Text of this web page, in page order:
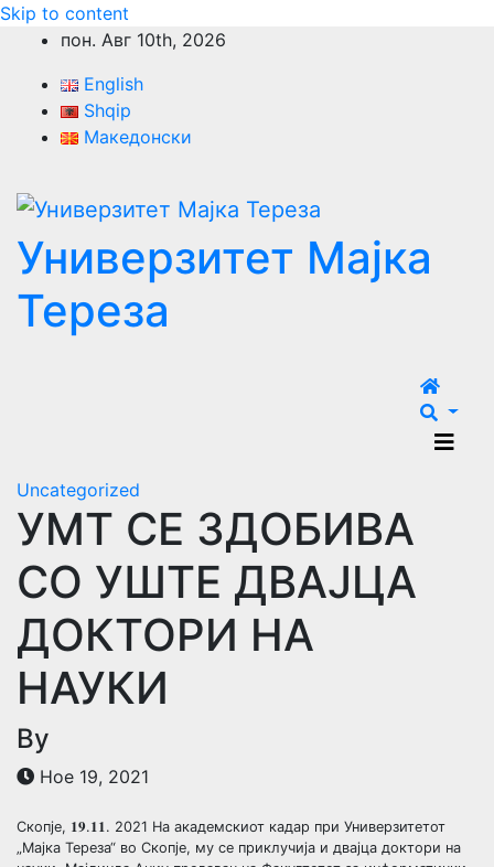
Skip to content
пон. Авг 10th, 2026
English
Shqip
Македонски
Универзитет Мајка
Тереза
Uncategorized
УМТ СЕ ЗДОБИВА
СО УШТЕ ДВАЈЦА
ДОКТОРИ НА
НАУКИ
By
Ное 19, 2021
Скопје, 𝟏𝟗.𝟏𝟏. 2021 На академскиот кадар при Универзитетот
„Мајка Тереза“ во Скопје, му се приклучија и двајца доктори на